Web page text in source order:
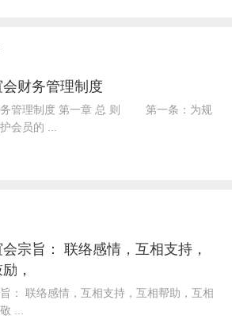
财务管理制度
务管理制度 第一章 总 则 第一条：为规
会员的 ...
宗旨： 联络感情，互相支持，
，
： 联络感情，互相支持，互相帮助，互相
...